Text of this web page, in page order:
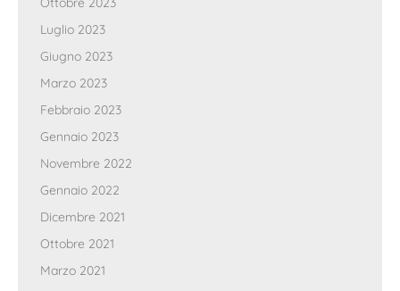
Luglio 2023
Giugno 2023
Marzo 2023
Febbraio 2023
Gennaio 2023
Novembre 2022
Gennaio 2022
Dicembre 2021
Ottobre 2021
Marzo 2021